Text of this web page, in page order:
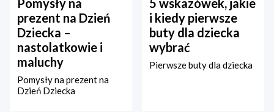
Pomysły na
prezent na Dzień
Dziecka –
nastolatkowie i
maluchy
Pomysły na prezent na
Dzień Dziecka
5 wskazówek, jakie
i kiedy pierwsze
buty dla dziecka
wybrać
Pierwsze buty dla dziecka